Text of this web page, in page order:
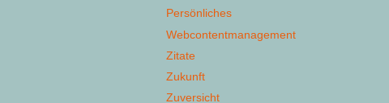
Persönliches
Webcontentmanagement
Zitate
Zukunft
Zuversicht